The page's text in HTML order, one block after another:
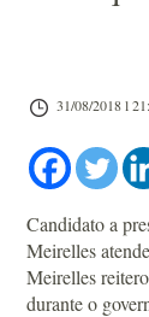
31/08/2018 l
Candidato a
Meirelles
Meirelles
durante o